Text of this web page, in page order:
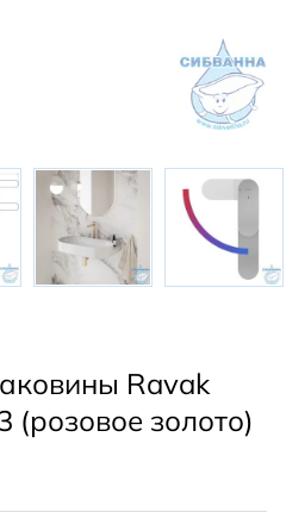
Ravak
(розовое золото)